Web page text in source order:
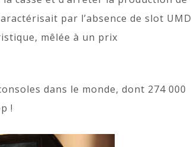
par l’absence de slot UMD
mêlée à un prix
dans le monde, dont 274 000
!